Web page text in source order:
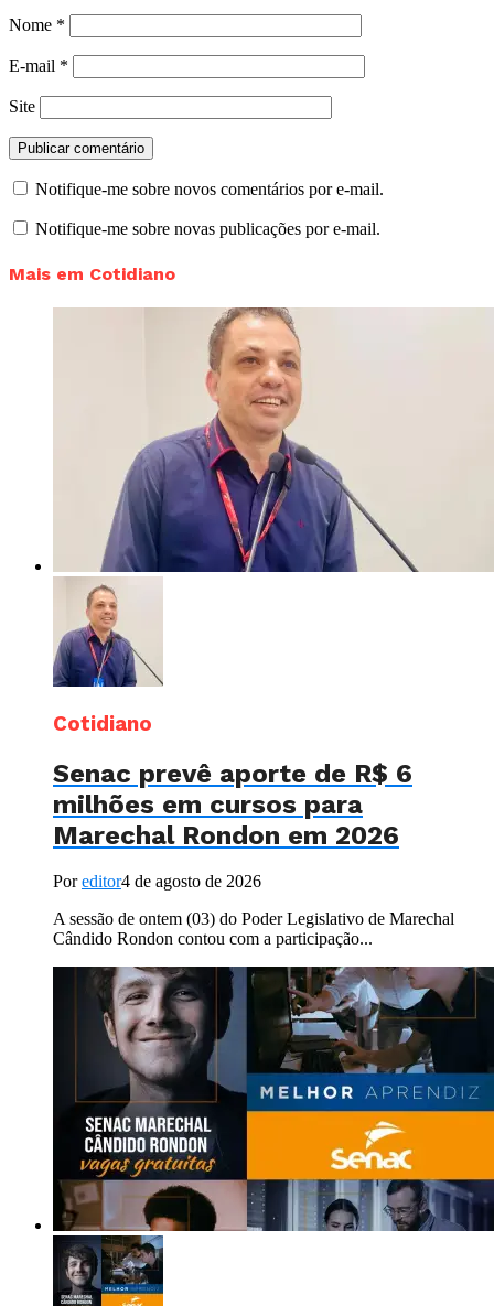
Nome *
E-mail *
Site
Notifique-me sobre novos comentários por e-mail.
Notifique-me sobre novas publicações por e-mail.
Mais em Cotidiano
Cotidiano
Senac prevê aporte de R$ 6
milhões em cursos para
Marechal Rondon em 2026
Poreditor4 de agosto de 2026
A sessão de ontem (03) do Poder Legislativo de Marechal
Cândido Rondon contou com a participação...